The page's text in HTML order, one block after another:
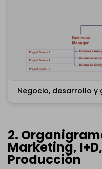
También puedes
gratuita
Negocio, desarrollo
2.
Marketing,
Producción